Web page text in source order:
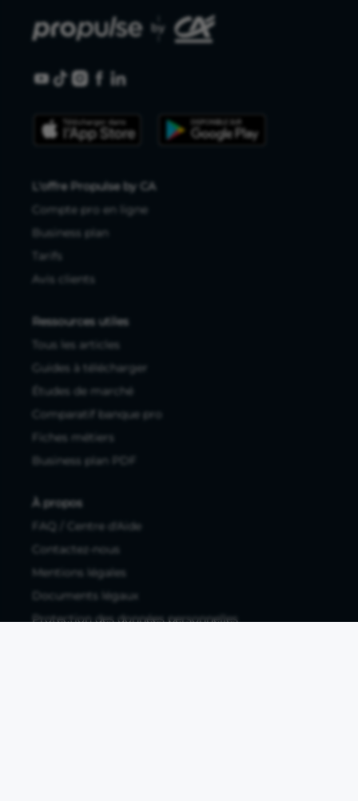
L'offre Propulse by CA
Compte pro en ligne
Business plan
Tarifs
Avis clients
Ressources utiles
Tous les articles
Guides à télécharger
Études de marché
Comparatif banque pro
Fiches métiers
Business plan PDF
À propos
FAQ / Centre d'Aide
Contactez-nous
Mentions légales
Documents légaux
Protection des données personnelles